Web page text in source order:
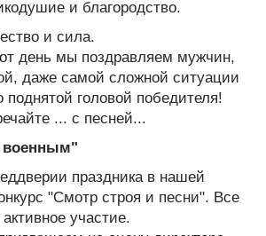
и благородство.
и сила.
день мы поздравляем мужчин,
даже самой сложной ситуации
поднятой головой победителя!
... с песней...
военным"
праздника в нашей
"Смотр строя и песни". Все
участие.